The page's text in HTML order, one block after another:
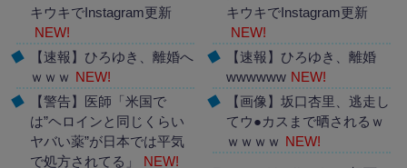
キウキでInstagram更新
NEW!
【速報】ひろゆき、離婚へ
ｗｗｗ NEW!
【警告】医師「米国で
は”ヘロインと同じくらい
ヤバい薬”が日本では平気
で処方されてる」
NEW!
キウキでInstagram更新
NEW!
【速報】ひろゆき、離婚
wwwwww NEW!
【画像】坂口杏里、逃走し
てウ●カスまで晒されるｗ
ｗｗｗｗ NEW!